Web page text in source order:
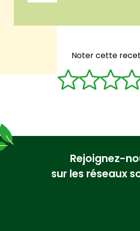
Noter cette
Rejoignez-
sur les réseaux